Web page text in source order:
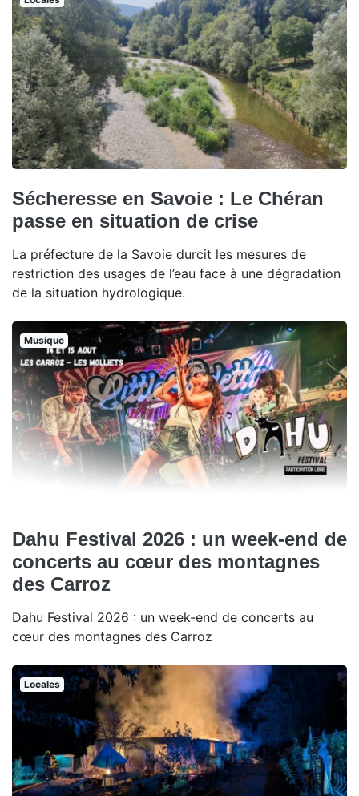
Sécheresse en Savoie : Le Chéran
passe en situation de crise
La préfecture de la Savoie durcit les mesures de
restriction des usages de l’eau face à une dégradation
de la situation hydrologique.
Musique
Dahu Festival 2026 : un week-end de
concerts au cœur des montagnes
des Carroz
Dahu Festival 2026 : un week-end de concerts au
cœur des montagnes des Carroz
Locales